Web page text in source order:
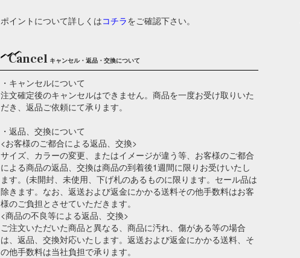
ポイントについて詳しくはコチラをご確認下さい。
Cancel キャンセル・返品・交換について
・キャンセルについて
注文確定後のキャンセルはできません。商品を一度お受け取りいた
だき、返品ご依頼にて承ります。
・返品、交換について
<お客様のご都合による返品、交換>
サイズ、カラーの変更、またはイメージが違う等、お客様のご都合
による商品の返品、交換は商品の到着後1週間に限りお受けいたし
ます。(未開封、未使用、下げ札のあるものに限ります。セール品は
除きます。なお、返送および返金にかかる送料その他手数料はお客
様のご負担とさせていただきます。
<商品の不良等による返品、交換>
ご注文いただいた商品と異なる、商品に汚れ、傷がある等の場合
は、返品、交換対応いたします。返送および返金にかかる送料、そ
の他手数料は当社負担で承ります。